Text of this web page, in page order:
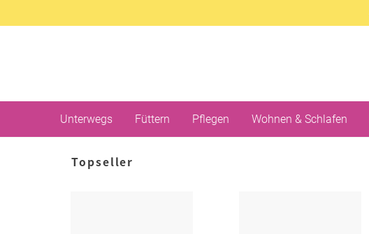
Unterwegs Füttern Pflegen Wohnen & Schlafen
Topseller